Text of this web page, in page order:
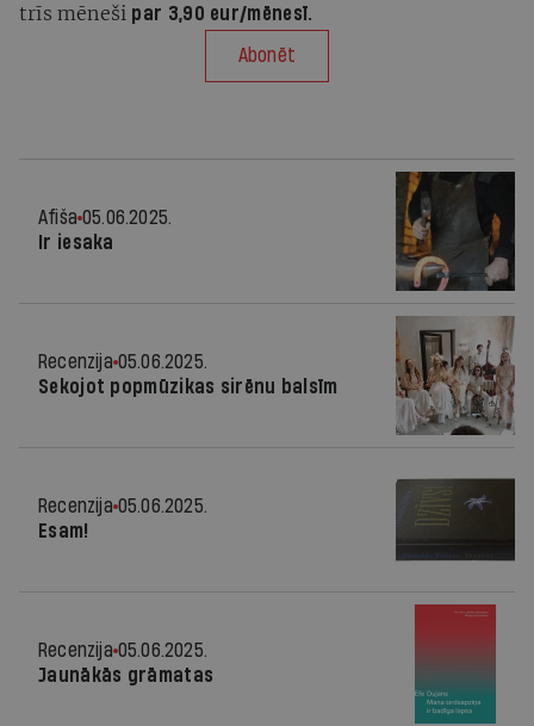
trīs mēneši par 3,90 eur/mēnesī.
Abonēt
Afiša 05.06.2025.
Ir iesaka
Recenzija 05.06.2025.
Sekojot popmūzikas sirēnu balsīm
Recenzija 05.06.2025.
Esam!
Recenzija 05.06.2025.
Jaunākās grāmatas